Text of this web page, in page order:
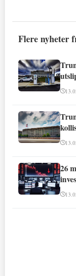
Flere nyheter
26